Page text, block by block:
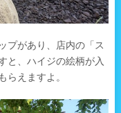
プがあり、店内の「ス
と、ハイジの絵柄が入
らえますよ。